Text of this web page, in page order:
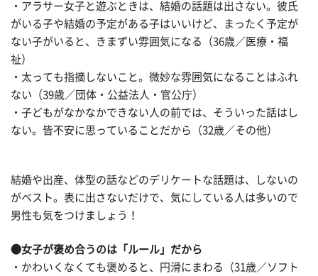
・アラサー女子と遊ぶときは、結婚の話題は出さない。彼氏
がいる子や結婚の予定がある子はいいけど、まったく予定が
ない子がいると、きまずい雰囲気になる（36歳／医療・福
祉）
・太っても指摘しないこと。微妙な雰囲気になることはふれ
ない（39歳／団体・公益法人・官公庁）
・子どもがなかなかできない人の前では、そういった話はし
ない。皆不安に思っていることだから（32歳／その他）
結婚や出産、体型の話などのデリケートな話題は、しないの
がベスト。表に出さないだけで、気にしている人は多いので
男性も気をつけましょう！
●女子が褒め合うのは「ルール」だから
・かわいくなくても褒めると、円滑にまわる（31歳／ソフト